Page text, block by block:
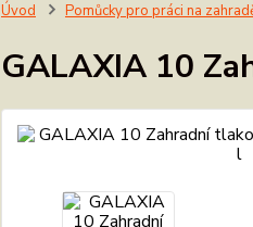
Úvod Pomůcky pro práci na
GALAXIA 10